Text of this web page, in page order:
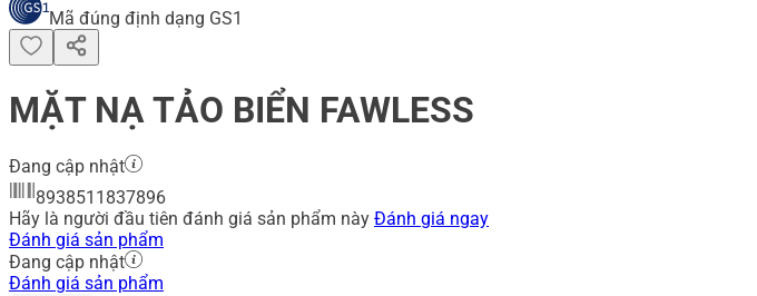
Mã đúng định dạng GS1
MẶT NẠ TẢO BIỂN FAWLESS
Đang cập nhật
8938511837896
Hãy là người đầu tiên đánh giá sản phẩm này Đánh giá ngay
Đánh giá sản phẩm
Đang cập nhật
Đánh giá sản phẩm